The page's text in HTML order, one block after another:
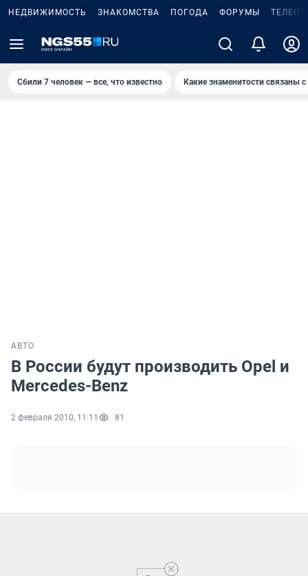
НЕДВИЖИМОСТЬ ЗНАКОМСТВА ПОГОДА ФОРУМЫ
Сбили 7 человек — все, что известно Какие знаменитости связаны
АВТО
В России будут производить Opel и
Mercedes-Benz
2 февраля 2010, 11:11 81